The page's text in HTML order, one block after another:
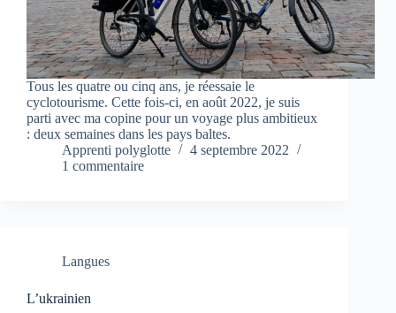
Tous les quatre ou cinq ans, je réessaie le
cyclotourisme. Cette fois-ci, en août 2022, je suis
parti avec ma copine pour un voyage plus ambitieux
: deux semaines dans les pays baltes.
Apprenti polyglotte
4 septembre 2022
1 commentaire
Langues
L’ukrainien